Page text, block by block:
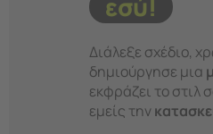
εσύ!
Διάλεξε σχέδιο,
δημιούργησε μια
εκφράζει το στιλ
εμείς την